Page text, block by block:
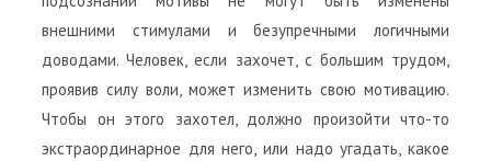
внешними стимулами и безупречными логичными
доводами. Человек, если захочет, с большим трудом,
проявив силу воли, может изменить свою мотивацию.
Чтобы он этого захотел, должно произойти что-то
экстраординарное для него, или надо угадать, какое